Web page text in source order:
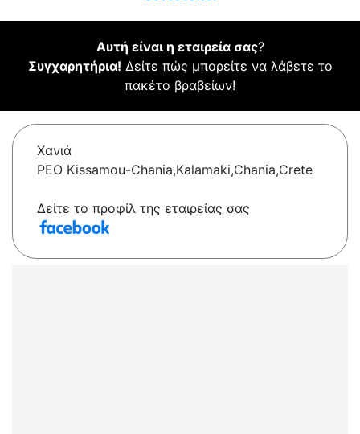
Αυτή είναι η εταιρεία σας?
Συγχαρητήρια! Δείτε πώς μπορείτε να λάβετε το
πακέτο βραβείων!
Χανιά
PEO Kissamou-Chania,Kalamaki,Chania,Crete
Δείτε το προφίλ της εταιρείας σας